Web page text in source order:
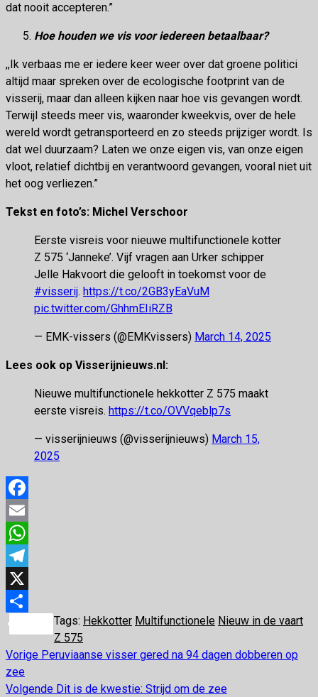
dat nooit accepteren.”
Hoe houden we vis voor iedereen betaalbaar?
,,Ik verbaas me er iedere keer weer over dat groene politici
altijd maar spreken over de ecologische footprint van de
visserij, maar dan alleen kijken naar hoe vis gevangen wordt.
Terwijl steeds meer vis, waaronder kweekvis, over de hele
wereld wordt getransporteerd en zo steeds prijziger wordt. Is
dat wel duurzaam? Laten we onze eigen vis, van onze eigen
vloot, relatief dichtbij en verantwoord gevangen, vooral niet uit
het oog verliezen.”
Tekst en foto’s: Michel Verschoor
Eerste visreis voor nieuwe multifunctionele kotter
Z 575 ‘Janneke’. Vijf vragen aan Urker schipper
Jelle Hakvoort die gelooft in toekomst voor de
#visserij. https://t.co/2GB3yEaVuM
pic.twitter.com/GhhmEIiRZB
— EMK-vissers (@EMKvissers) March 14, 2025
Lees ook op Visserijnieuws.nl:
Nieuwe multifunctionele hekkotter Z 575 maakt
eerste visreis. https://t.co/OVVqeblp7s
— visserijnieuws (@visserijnieuws) March 15,
2025
Facebook
Email
WhatsApp
Telegram
X
Delen
Tags: Hekkotter Multifunctionele Nieuw in de vaart
Z 575
Bericht
navigatie
Vorige Peruviaanse visser gered na 94 dagen dobberen op
zee
Volgende Dit is de kwestie: Strijd om de zee